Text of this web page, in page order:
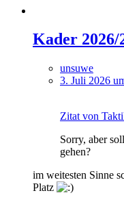
Kader 2026/
unsuwe
3. Juli 2026
Zitat von
Sorry, aber
gehen?
im weitesten Sinne
Platz